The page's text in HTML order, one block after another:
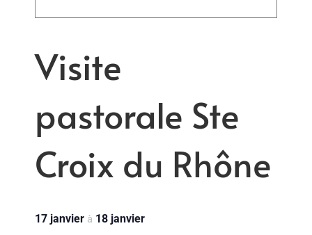
Visite
pastorale Ste
Croix du Rhône
17 janvier à 18 janvier